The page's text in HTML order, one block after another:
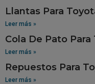
Llantas Para
Leer más »
Cola De Pato
Leer más »
Repuestos Para
Leer más »